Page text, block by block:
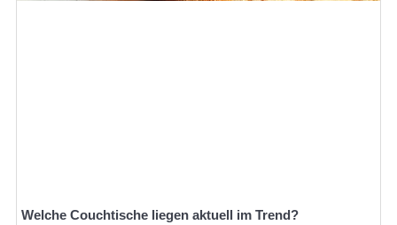
Welche Couchtische liegen aktuell im Trend?